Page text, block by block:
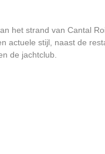
het strand van Cantal
actuele stijl, naast de
de jachtclub.